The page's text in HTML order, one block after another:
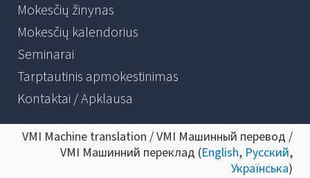
Mokesčių žinynas
Mokesčių kalendorius
Seminarai
Tarptautinis apmokestinimas
Kontaktai / Apklausa
VMI Machine translation / VMI Машинный перевод /
VMI Машинний переклад (English, Русский,
Українська)